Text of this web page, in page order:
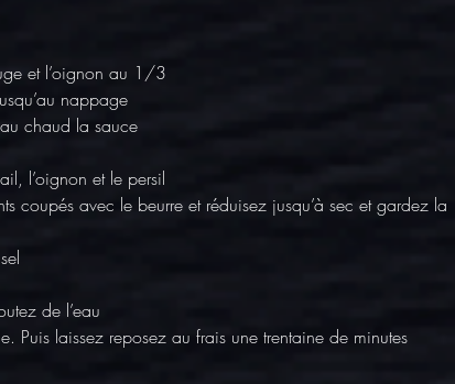
et l’oignon au 1/3
nappage
chaud la sauce
l’oignon et le persil
coupés avec le beurre et réduisez jusqu’à sec et gardez la
de l’eau
Puis laissez reposez au frais une trentaine de minutes